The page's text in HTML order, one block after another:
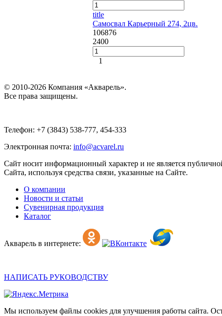
title
Самосвал Карьерный 274, 2цв.
106876
2400
1
© 2010-2026 Компания «Акварель».
Все права защищены.
Телефон: +7 (3843) 538-777, 454-333
Электронная почта: info@acvarel.ru
Сайт носит информационный характер и не является
Сайта, используя средства связи, указанные на Сайте.
О компании
Новости и статьи
Сувенирная продукция
Каталог
Акварель в интернете:
НАПИСАТЬ РУКОВОДСТВУ
Мы используем файлы cookies для улучшения работы сайта.